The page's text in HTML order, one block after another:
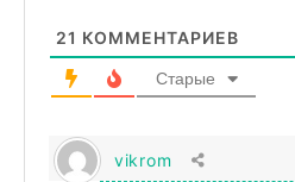
21 КОММЕНТАРИЕВ
Старые
vikrom